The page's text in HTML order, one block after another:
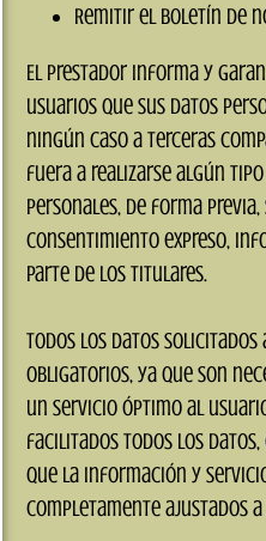
Remitir el boletín de
El prestador informa y
usuarios que sus datos
ningún caso a terceras
fuera a realizarse algún
personales, de forma
consentimiento expreso,
parte de los titulares.
Todos los datos solicitados
obligatorios, ya que son
un servicio óptimo al
facilitados todos los datos,
que la información y
completamente ajustados a